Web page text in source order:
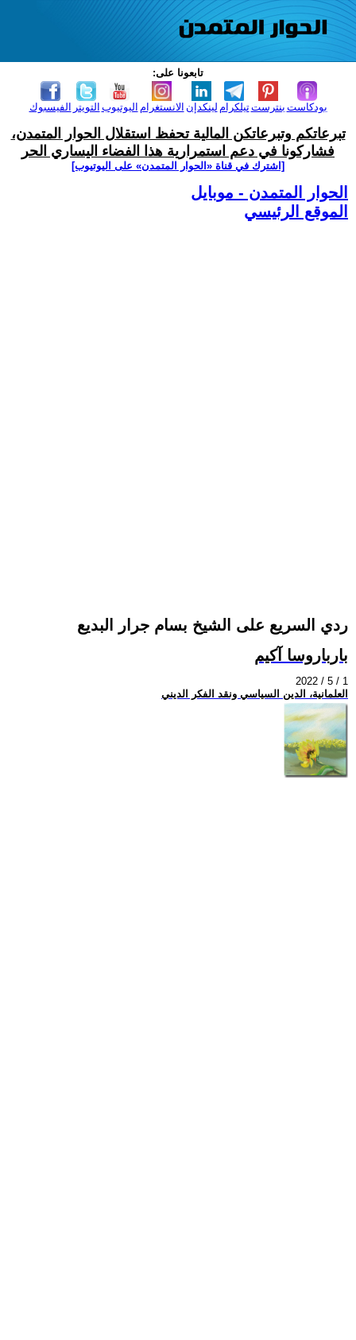
تابعونا على:
الفيسبوك التويتر اليوتيوب الانستغرام لينكدإن تيلكرامبنترست بودكاست
تبرعاتكم وتبرعاتكن المالية تحفظ استقلال الحوار المتمدن،
فشاركونا في دعم استمرارية هذا الفضاء اليساري الحر
[اشترك في قناة ‫«الحوار المتمدن» على اليوتيوب]
الحوار المتمدن - موبايل
الموقع الرئيسي
ردي السريع على الشيخ بسام جرار البديع
بارباروسا آكيم
2022 / 5 / 1
العلمانية، الدين السياسي ونقد الفكر الديني